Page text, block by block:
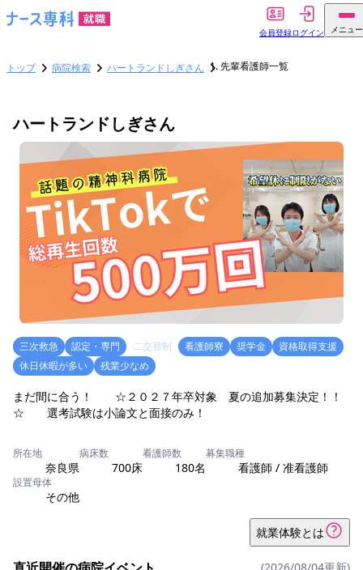
会員登録ログイン メニュー
トップ 病院検索 ハートランドしぎさん 先輩看護師一覧
ハートランドしぎさん
三次救急 認定・専門 二交替制 看護師寮 奨学金
資格取得支援
休日休暇が多い
残業少なめ
まだ間に合う！ ☆２０２７年卒対象 夏の追加募集決定！！
☆ 選考試験は小論文と面接のみ！
所在地
奈良県
病床数
700床
看護師数
180名
募集職種
看護師 / 准看護師
設置母体
その他
就業体験とは
(2026/08/04更新)